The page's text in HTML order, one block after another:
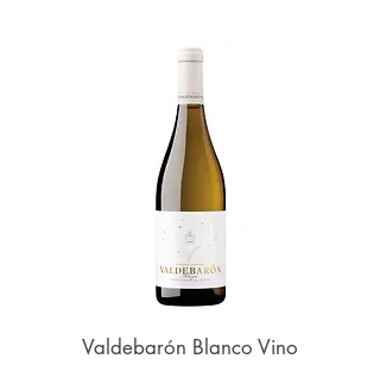
Valdebarón Blanco Vino